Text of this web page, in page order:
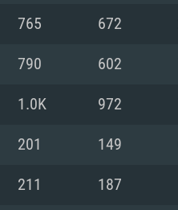
765 672
790 602
1.0K 972
201 149
211 187